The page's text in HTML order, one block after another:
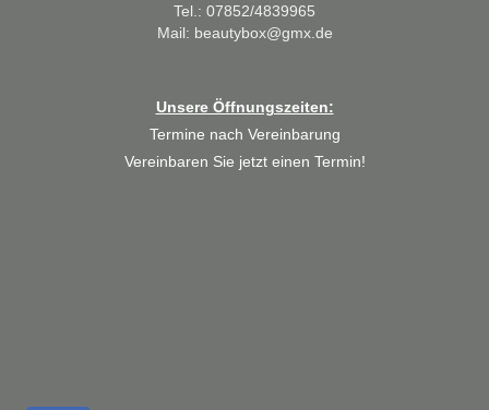
Tel.: 07852/4839965
Mail: beautybox@gmx.de
Unsere Öffnungszeiten:
Termine nach Vereinbarung
Vereinbaren Sie jetzt einen Termin!